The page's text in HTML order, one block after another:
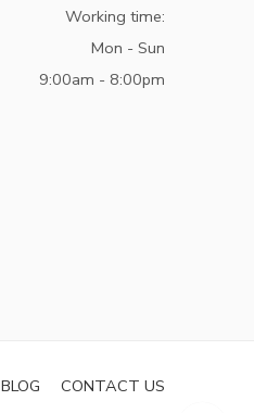
Working time:
Mon - Sun
9:00am - 8:00pm
BLOG CONTACT US